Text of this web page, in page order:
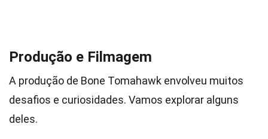
Produção e Filmagem
A produção de Bone Tomahawk envolveu muitos
desafios e curiosidades. Vamos explorar alguns
deles.